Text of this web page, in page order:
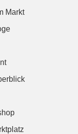
Markt